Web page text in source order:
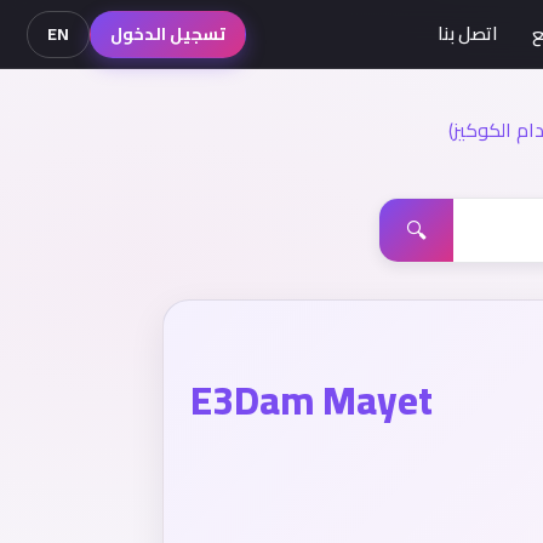
الكوكيز)
اتصل بنا تسجيل الدخول EN
🔍
E3Dam Mayet